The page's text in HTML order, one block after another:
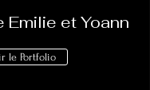
Emilie et Yoann
le Portfolio